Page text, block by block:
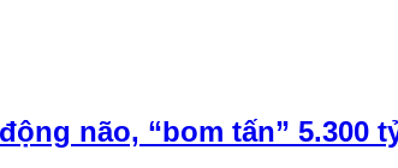
não, “bom tấn” 5.300